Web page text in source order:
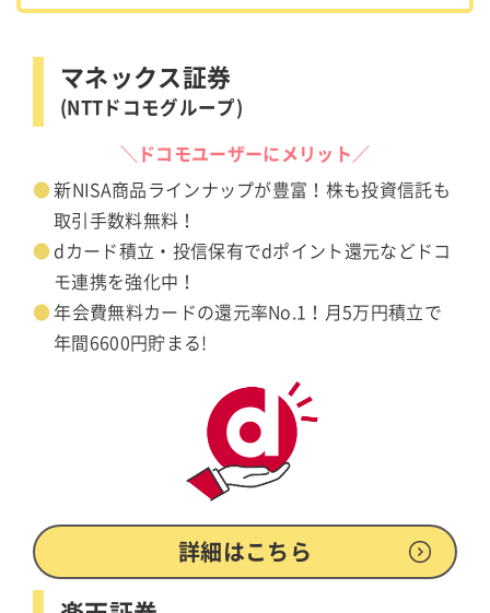
マネックス証券
(NTTドコモグループ)
＼ドコモユーザーにメリット／
新NISA商品ラインナップが豊富！株も投資信託も
取引手数料無料！
dカード積立・投信保有でdポイント還元などドコ
モ連携を強化中！
年会費無料カードの還元率No.1！月5万円積立で
年間6600円貯まる!
詳細はこちら